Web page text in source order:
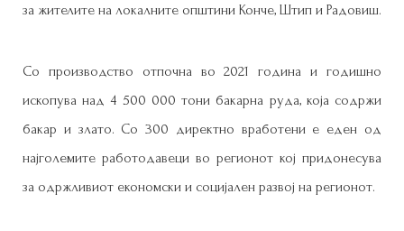
за жителите на локалните општини Конче, Штип и Радовиш.
Со производство отпочна во 2021 година и годишно
ископува над 4 500 000 тони бакарна руда, која содржи
бакар и злато. Со 300 директно вработени е еден од
најголемите работодавеци во регионот кој придонесува
за одржливиот економски и социјален развој на регионот.